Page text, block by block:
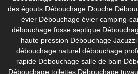
des égouts Débouchage Douche
évier Débouchage évier camping-
débouchage fosse septique
haute pression Débouchage Jacuzzi
débouchage naturel débouchage
rapide Débouchage salle de bain
Débouchage toilettes Débouchage